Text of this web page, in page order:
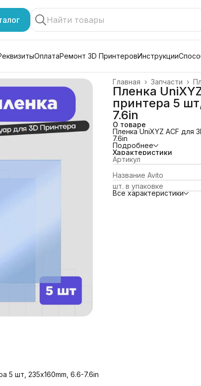
ОплатаРемонт 3D ПринтеровИнструкции
Запчасти ›
Главная ›
Пленка
принтера 5
7.6in
О товаре
Пленка UniXYZ ACF для
7.6in
Подробнее
Характеристики
Артикул
Название Avito
шт. в упаковке
Все характеристики
5 шт, 235x160mm, 6.6-7.6in